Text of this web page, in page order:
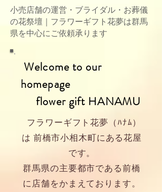
小売店舗の運営・ブライダル・お葬儀
の花祭壇｜フラワーギフト花夢は群馬
県を中心にご依頼承ります
Welcome to our
homepage
flower gift HANAMU
フラワーギフト花夢（ﾊﾅﾑ）
は 前橋市小相木町にある花屋
です。
群馬県の主要都市である前橋
に店舗をかまえております。